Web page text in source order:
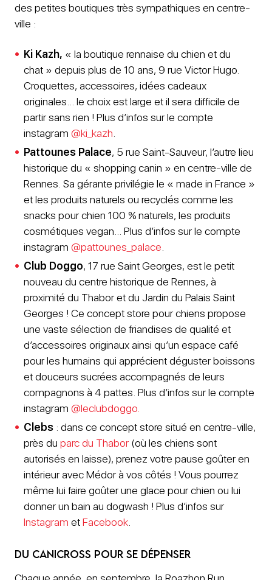
des petites boutiques très sympathiques en centre-
ville :
Ki Kazh, « la boutique rennaise du chien et du
chat » depuis plus de 10 ans, 9 rue Victor Hugo.
Croquettes, accessoires, idées cadeaux
originales… le choix est large et il sera difficile de
partir sans rien ! Plus d’infos sur le compte
instagram @ki_kazh
Pattounes Palace, 5 rue Saint-Sauveur, l’autre lieu
historique du « shopping canin » en centre-ville de
Rennes. Sa gérante privilégie le « made in France »
et les produits naturels ou recyclés comme les
snacks pour chien 100 % naturels, les produits
cosmétiques vegan… Plus d’infos sur le compte
instagram @pattounes_palace
Club Doggo, 17 rue Saint Georges, est le petit
nouveau du centre historique de Rennes, à
proximité du Thabor et du Jardin du Palais Saint
Georges ! Ce concept store pour chiens propose
une vaste sélection de friandises de qualité et
d’accessoires originaux ainsi qu’un espace café
pour les humains qui apprécient déguster boissons
et douceurs sucrées accompagnés de leurs
compagnons à 4 pattes. Plus d’infos sur le compte
instagram @leclubdoggo.
Clebs : dans ce concept store situé en centre-ville,
près du parc du Thabor (où les chiens sont
autorisés en laisse), prenez votre pause goûter en
intérieur avec Médor à vos côtés ! Vous pourrez
même lui faire goûter une glace pour chien ou lui
donner un bain au dogwash ! Plus d’infos sur
Instagram etFacebook
Du CaniCross Pour se dépenser